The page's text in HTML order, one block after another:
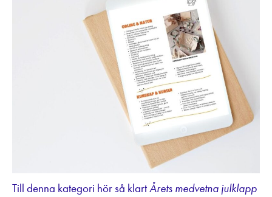
Till denna kategori hör så klartÅrets medvetna julklapp